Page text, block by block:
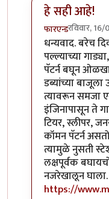
हे सही आहे!
फारएन्डरविवार,
In reply toआणि
धन्यवाद. बरेच
पल्ल्याच्या
पॅटर्न बघून
डब्यांच्या
त्यावरून समजा
इंजिनापासून ते
टियर, स्लीपर,
कॉमन पॅटर्न
त्यामुळे नुसती
लक्षपूर्वक
नजरेखालून
https://